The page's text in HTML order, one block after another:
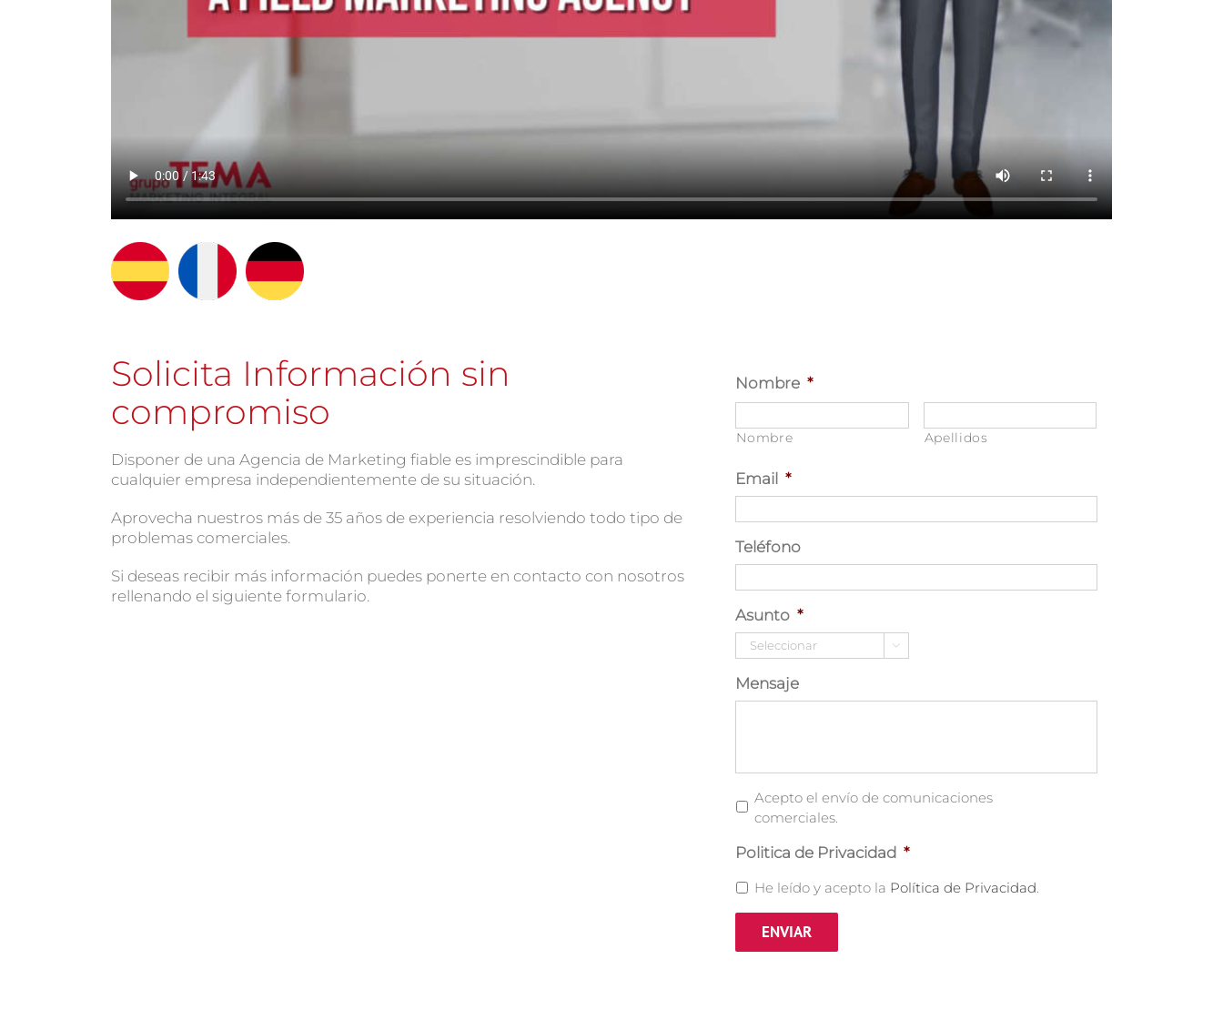
Solicita Información sin
compromiso
Disponer de una Agencia de Marketing fiable es imprescindible para
cualquier empresa independientemente de su situación.
Aprovecha nuestros más de 35 años de experiencia resolviendo todo tipo de
problemas comerciales.
Si deseas recibir más información puedes ponerte en contacto con nosotros
rellenando el siguiente formulario.
Nombre *
Nombre Apellidos
Email *
Teléfono
Asunto *

Mensaje
Comunicaciones
Comerciales
Acepto el envío de comunicaciones
comerciales.
Politica de Privacidad *
He leído y acepto la Política de Privacidad.